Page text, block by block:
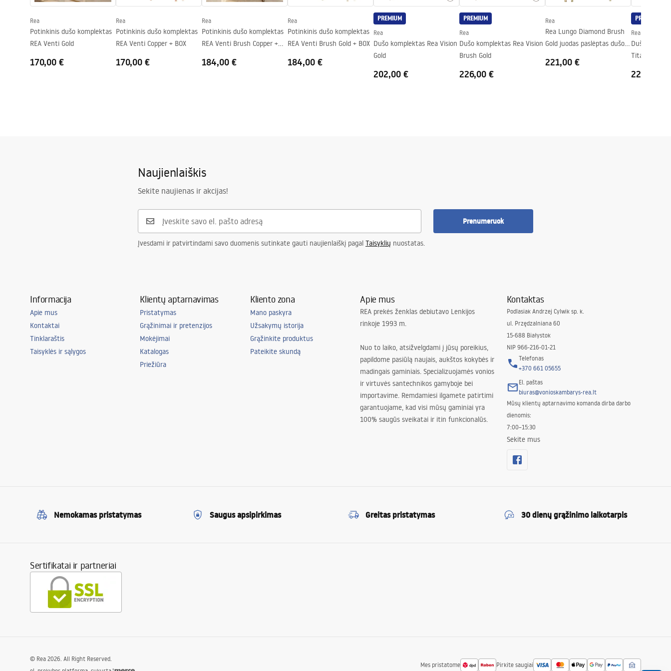
„Easy Clean“ danga
Taip, vienoje stiklo pusėje
Rea
Potinkinis dušo komplektas
REA Venti Gold
170,00 €
Rea
Potinkinis dušo komplektas
REA Venti Copper + BOX
170,00 €
Rea
Potinkinis dušo komplektas
REA Venti Brush Copper +
184,00 €
Rea
Potinkinis dušo komplektas
REA Venti Brush Gold + BOX
184,00 €
PREMIUM
Rea
Dušo komplektas Rea Vision
Gold
202,00 €
PREMIUM
Rea
Dušo komplektas Rea Vision
Brush Gold
226,00 €
Rea
Rea Lungo Diamond Brush
Gold juodas paslėptas dušo
221,00 €
PREMIUM
Rea
Dušo
Titan
226,00 €
Naujienlaiškis
Sekite naujienas ir akcijas!
Prenumeruok
Įvesdami ir patvirtindami savo duomenis sutinkate gauti naujienlaiškį pagal Taisyklių nuostatas.
Informacija
Apie mus
Kontaktai
Tinklaraštis
Taisyklės ir sąlygos
Klientų aptarnavimas
Pristatymas
Grąžinimai ir pretenzijos
Mokėjimai
Katalogas
Priežiūra
Kliento zona
Mano paskyra
Užsakymų istorija
Grąžinkite produktus
Pateikite skundą
Apie mus
REA prekės ženklas debiutavo Lenkijos
rinkoje 1993 m.
Nuo to laiko, atsižvelgdami į jūsų poreikius,
papildome pasiūlą naujais, aukštos kokybės ir
madingais gaminiais. Specializuojamės vonios
ir virtuvės santechnikos gamyboje bei
importavime. Remdamiesi ilgamete patirtimi
garantuojame, kad visi mūsų gaminiai yra
100% saugūs sveikatai ir itin funkcionalūs.
Kontaktas
Podlasiak Andrzej Cylwik sp. k.
ul. Przędzalniana 60
15-688 Białystok
NIP 966-216-01-21
Telefonas
+370 661 05655
El. paštas
biuras@vonioskambarys-rea.lt
Mūsų klientų aptarnavimo komanda dirba darbo
dienomis:
7:00–15:30
Sekite mus
Nemokamas pristatymas Saugus apsipirkimas Greitas pristatymas 30 dienų grąžinimo laikotarpis
Sertifikatai ir partneriai
Mes pristatome Pirkite saugiai
© Rea 2026. All Right Reserved.